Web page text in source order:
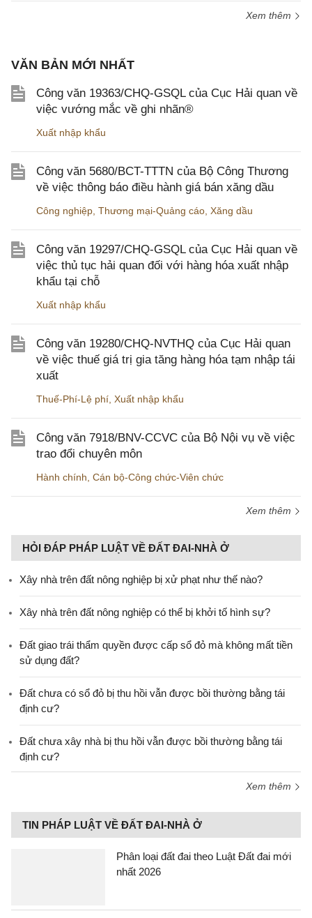
Xem thêm
VĂN BẢN MỚI NHẤT
Công văn 19363/CHQ-GSQL của Cục Hải quan về
việc vướng mắc về ghi nhãn®
Xuất nhập khẩu
Công văn 5680/BCT-TTTN của Bộ Công Thương
về việc thông báo điều hành giá bán xăng dầu
Công nghiệp Thương mại-Quảng cáo Xăng dầu
Công văn 19297/CHQ-GSQL của Cục Hải quan về
việc thủ tục hải quan đối với hàng hóa xuất nhập
khẩu tại chỗ
Xuất nhập khẩu
Công văn 19280/CHQ-NVTHQ của Cục Hải quan
về việc thuế giá trị gia tăng hàng hóa tạm nhập tái
xuất
Thuế-Phí-Lệ phí Xuất nhập khẩu
Công văn 7918/BNV-CCVC của Bộ Nội vụ về việc
trao đổi chuyên môn
Hành chính Cán bộ-Công chức-Viên chức
Xem thêm
HỎI ĐÁP PHÁP LUẬT VỀ ĐẤT ĐAI-NHÀ Ở
Xây nhà trên đất nông nghiệp bị xử phạt như thế nào?
Xây nhà trên đất nông nghiệp có thể bị khởi tố hình sự?
Đất giao trái thẩm quyền được cấp sổ đỏ mà không mất tiền
sử dụng đất?
Đất chưa có sổ đỏ bị thu hồi vẫn được bồi thường bằng tái
định cư?
Đất chưa xây nhà bị thu hồi vẫn được bồi thường bằng tái
định cư?
Xem thêm
TIN PHÁP LUẬT VỀ ĐẤT ĐAI-NHÀ Ở
Phân loại đất đai theo Luật Đất đai mới
nhất 2026